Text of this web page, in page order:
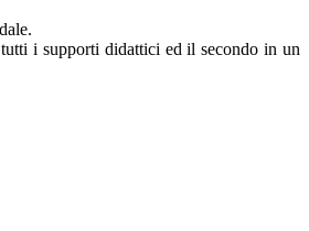
i supporti didattici ed il secondo in un